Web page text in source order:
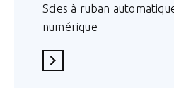
Scies à ruban
numérique
En savoir plus